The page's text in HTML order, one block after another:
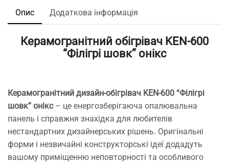
Опис Додаткова інформація
Керамогранітний обігрівач KEN-600
“Філігрі шовк” онікс
Керамогранітний дизайн-обігрівач KEN-600 “Філігрі
шовк” онікс – це енергозберігаюча опалювальна
панель і справжня знахідка для любителів
нестандартних дизайнерських рішень. Оригінальні
форми і незвичайні конструкторські ідеї додадуть
вашому приміщенню неповторності та особливого